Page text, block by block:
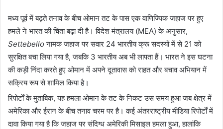
मध्य पूर्व में बढ़ते तनाव के बीच ओमान तट के पास एक वाणिज्यिक जहाज पर हुए
हमले ने भारत की चिंता बढ़ा दी है। विदेश मंत्रालय (MEA) के अनुसार,
Settebelloनामक जहाज पर सवार 24 भारतीय क्रू सदस्यों में से 21 को
सुरक्षित बचा लिया गया है, जबकि 3 भारतीय अब भी लापता हैं। भारत ने इस घटना
की कड़ी निंदा करते हुए ओमान में अपने दूतावास को राहत और बचाव अभियान में
सक्रिय रूप से शामिल किया है।
रिपोर्टों के मुताबिक, यह हमला ओमान के तट के निकट उस समय हुआ जब क्षेत्र में
अमेरिका और ईरान के बीच तनाव चरम पर है। कई अंतरराष्ट्रीय मीडिया रिपोर्टों में
दावा किया गया है कि जहाज पर संदिग्ध अमेरिकी मिसाइल हमला हुआ, हालांकि